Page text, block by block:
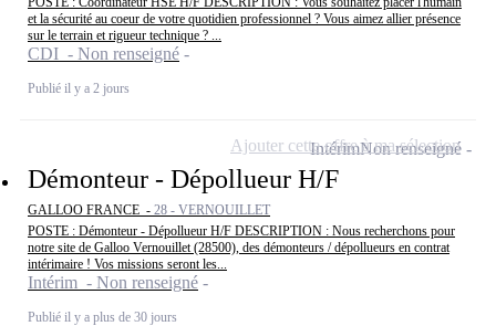
et la sécurité au coeur de votre quotidien professionnel ? Vous aimez allier présence
sur le terrain et rigueur technique ? ...
CDI - Non renseigné
Publié il y a 2 jours
Démonteur - Dépollueur H/F
GALLOO FRANCE - 28 - VERNOUILLET
POSTE : Démonteur - Dépollueur H/F DESCRIPTION : Nous recherchons pour
notre site de Galloo Vernouillet (28500), des démonteurs / dépollueurs en contrat
intérimaire ! Vos missions seront les...
Intérim - Non renseigné
Publié il y a plus de 30 jours
IntérimNon renseigné
Ajouter cette offre à ma sélection